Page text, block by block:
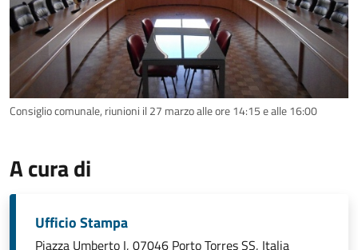
Consiglio comunale, riunioni il 27 marzo alle ore 14:15 e alle 16:00
A cura di
Ufficio Stampa
Piazza Umberto I, 07046 Porto Torres SS, Italia